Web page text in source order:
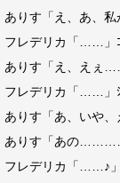
ありす「え、あ、私
フレデリカ「……」
ありす「え、えぇ
フレデリカ「……」
ありす「あ、いや、
ありす「あの…………
フレデリカ「……♪」